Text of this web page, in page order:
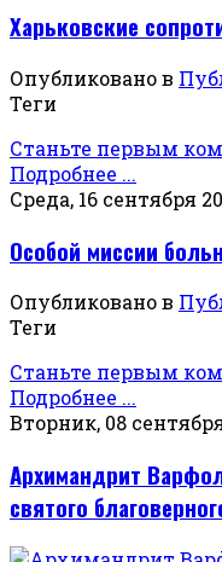
Харьковские
Опубликовано в
Теги
Станьте первым
Подробнее ...
Среда, 16 сентября
Особой миссии
Опубликовано в
Теги
Станьте первым
Подробнее ...
Вторник, 08 сентября
Архимандрит
святого